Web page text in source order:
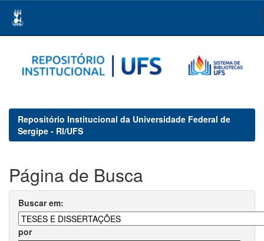
navigation
Repositório Institucional da Universidade Federal de
Sergipe - RI/UFS
Página de Busca
Buscar em:
por